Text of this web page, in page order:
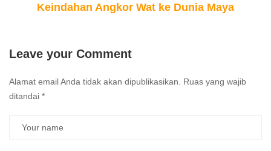
Keindahan Angkor Wat ke Dunia Maya
Leave your Comment
Alamat email Anda tidak akan dipublikasikan.
Ruas yang wajib
ditandai *